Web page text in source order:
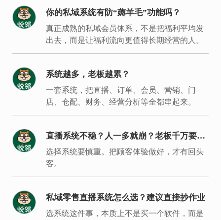
你的私域系统有防“薅羊毛”功能吗？
真正成熟的私域会员体系，不是把福利平均发
出去，而是让福利流向更值得长期经营的人。
系统越多，老板越累？
一套系统，把直播、订单、会员、营销、门
店、仓配、财务、经营分析等全都串起来。
直播系统不稳？人一多就崩？老板千万要重
视
选择系统要慎重。把顾客体验做好，才有回头
客。
私域零售直播系统怎么选？建议直接抄作业
选系统这件事，本质上不是买一个软件，而是